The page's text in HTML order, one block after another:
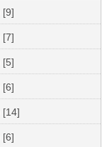
[9]
[7]
[5]
[6]
[14]
[6]